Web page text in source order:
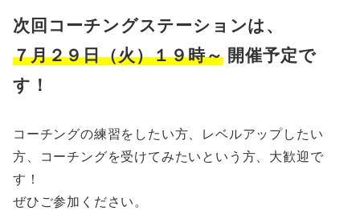
次回コーチングステーションは、
７月２９日（火）１９時～開催予定で
す！
コーチングの練習をしたい方、レベルアップしたい
方、コーチングを受けてみたいという方、大歓迎で
す！
ぜひご参加ください。